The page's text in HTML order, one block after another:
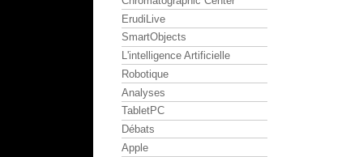
ErudiLive
SmartObjects
L'intelligence Artificielle
Robotique
Analyses
TabletPC
Débats
Apple